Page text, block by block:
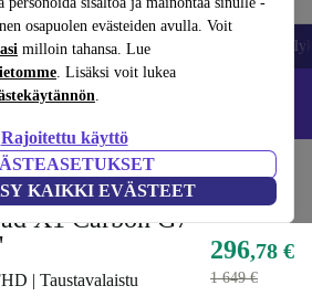
osapuolen evästeiden avulla. Voit
milloin tahansa. Lue
. Lisäksi voit lukea
.
Rajoitettu käyttö
KAIKKI EVÄSTEET
Kannettavat tietokoneet
– Koodi: IPHONEDEAL –
tietokoneet Lenovon kannettavat tietokoneet
X1 Carbon G7
| Taustavalaistu
296,78 €
1 649 €